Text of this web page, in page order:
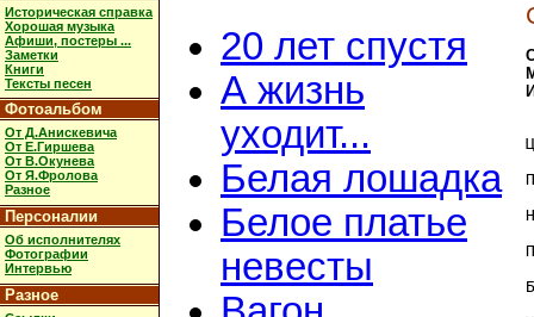
Историческая справка
Хорошая музыка
Афиши, постеры ...
Заметки
Книги
Тексты песен
Фотоальбом
От Д.Анискевича
От Е.Гиршева
От В.Окунева
От Я.Фролова
Разное
Персоналии
Об исполнителях
Фотографии
Интервью
Разное
20 лет спустя
А жизнь
уходит...
Белая лошадка
Белое платье
невесты